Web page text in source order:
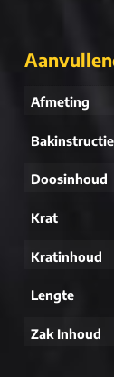
Afmeting
Bakinstructie
Doosinhoud
Krat
Kratinhoud
Lengte
Zak Inhoud